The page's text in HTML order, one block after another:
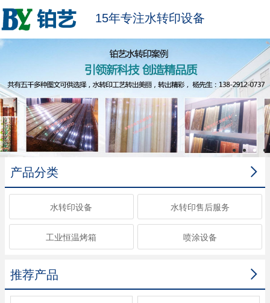
15年专注水转印设备

产品分类
水转印设备 水转印售后服务
工业恒温烤箱 喷涂设备

推荐产品